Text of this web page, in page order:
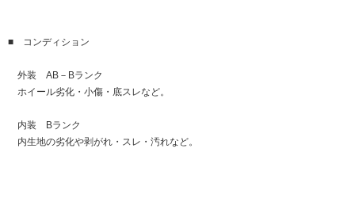
■ コンディション
外装 AB－Bランク
ホイール劣化・小傷・底スレなど。
内装 Bランク
内生地の劣化や剥がれ・スレ・汚れなど。